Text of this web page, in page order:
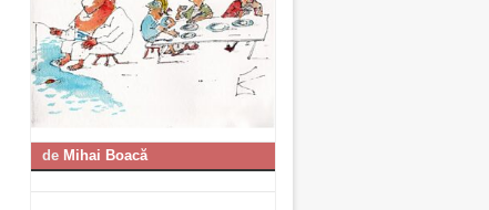
de Mihai Boacă